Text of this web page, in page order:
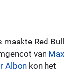
maakte Red Bull
van Max
Albon kon het